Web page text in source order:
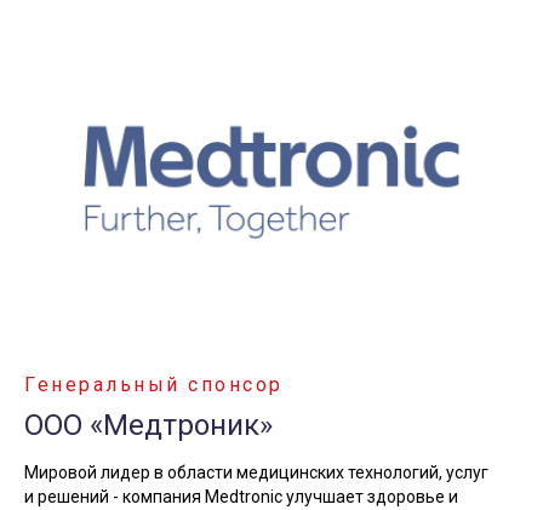
Генеральный спонсор
ООО «Медтроник»
Мировой лидер в области медицинских технологий, услуг
и решений - компания Medtronic улучшает здоровье и